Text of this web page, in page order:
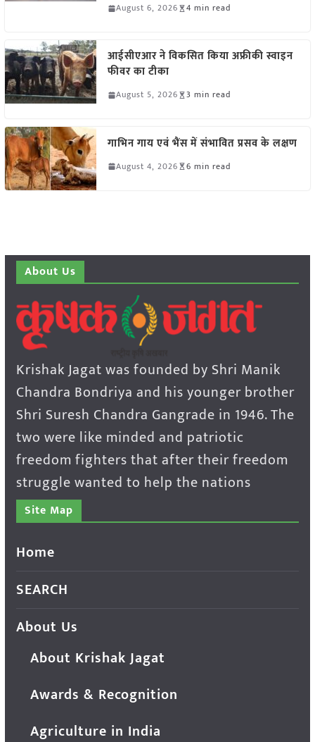
August 6, 2026 4 min read
आईसीएआर ने विकसित किया अफ्रीकी स्वाइन
फीवर का टीका
August 5, 2026 3 min read
गाभिन गाय एवं भैंस में संभावित प्रसव के लक्षण
August 4, 2026 6 min read
About Us
Krishak Jagat was founded by Shri Manik
Chandra Bondriya and his younger brother
Shri Suresh Chandra Gangrade in 1946. The
two were like minded and patriotic
freedom fighters that after their freedom
struggle wanted to help the nations
Site Map
Home
SEARCH
About Us
About Krishak Jagat
Awards & Recognition
Agriculture in India